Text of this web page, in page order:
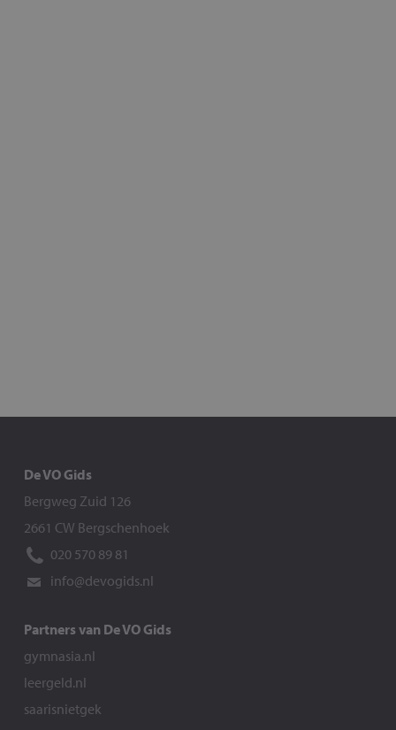
De VO Gids
Bergweg Zuid 126
2661 CW Bergschenhoek
020 570 89 81
info@devogids.nl
Partners van De VO Gids
gymnasia.nl
leergeld.nl
saarisnietgek